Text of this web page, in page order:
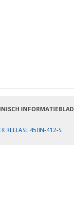
INFORMATIEBLAD
RELEASE 450N-412-S